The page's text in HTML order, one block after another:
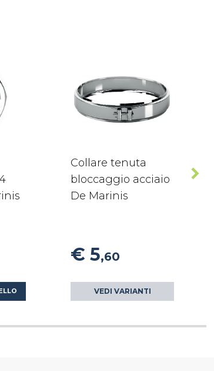
Collare tenuta
bloccaggio acciaio
De Marinis
€ 5,60
VEDI VARIANTI